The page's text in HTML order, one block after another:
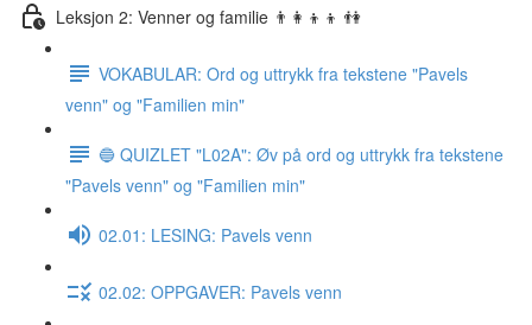
Leksjon 2: Venner og familie 👨‍👩‍👦‍👦 👫
VOKABULAR: Ord og uttrykk fra tekstene "Pavels
venn" og "Familien min"
🔵 QUIZLET "L02A": Øv på ord og uttrykk fra tekstene
"Pavels venn" og "Familien min"
02.01: LESING: Pavels venn
02.02: OPPGAVER: Pavels venn